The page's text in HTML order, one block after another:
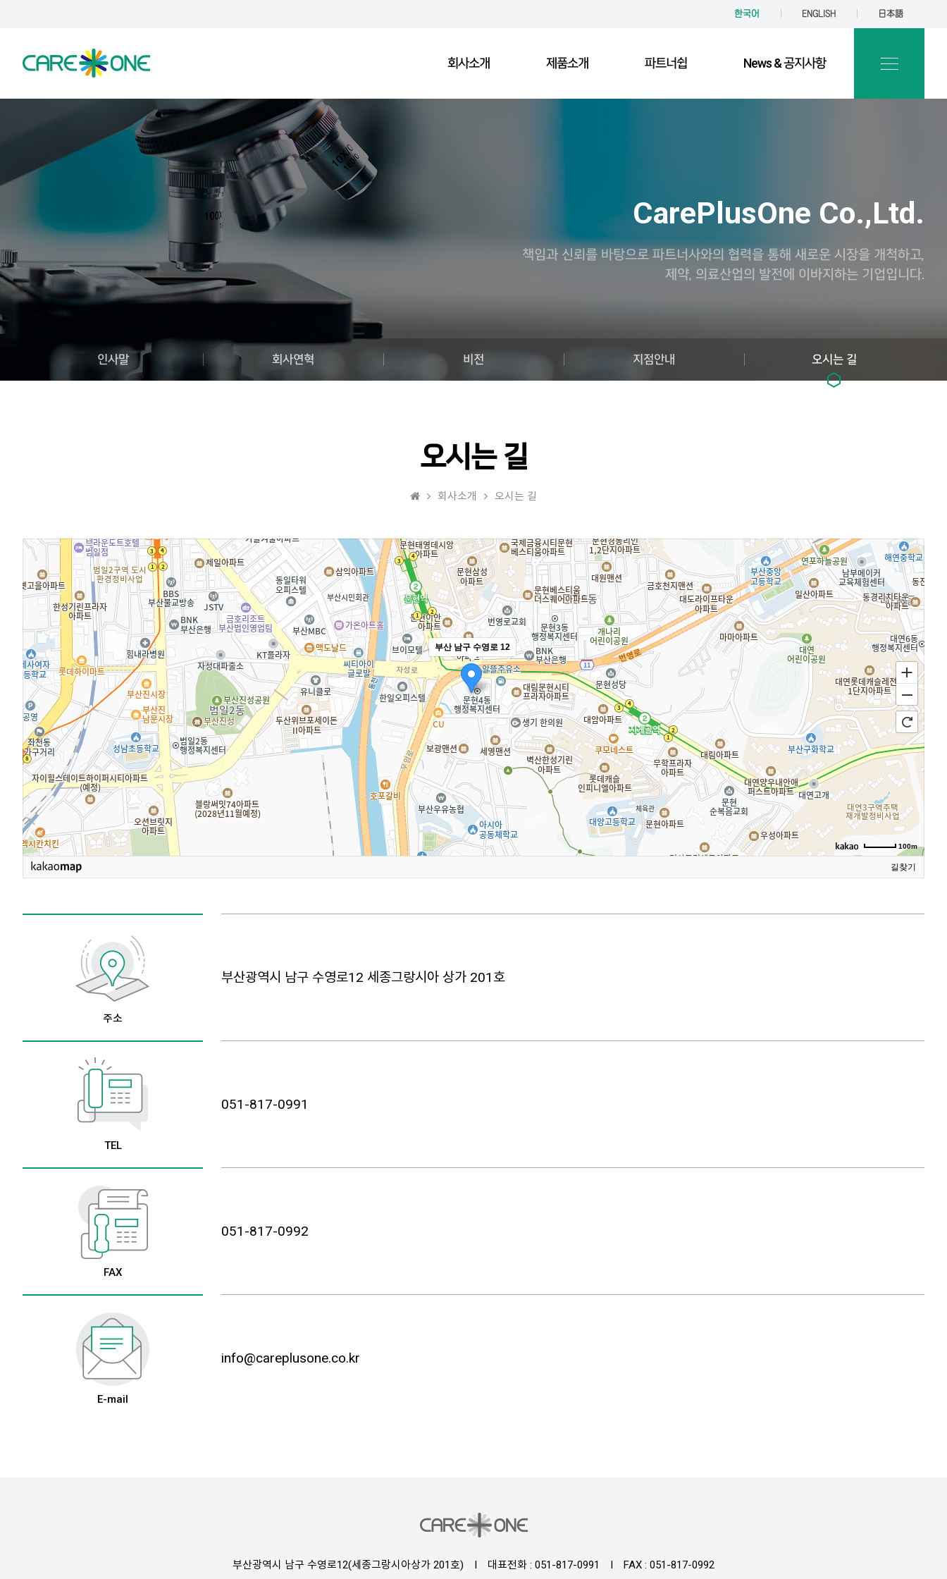
한국어 ENGLISH 日本語
회사소개 제품소개 파트너쉽 News & 공지사항
CarePlusOne Co.,Ltd.
책임과 신뢰를 바탕으로 파트너사와의 협력을 통해 새로운 시장을 개척하고,
제약, 의료산업의 발전에 이바지하는 기업입니다.
인사말 회사연혁 비전 지점안내 오시는 길
오시는 길
회사소개 오시는 길
부산 남구 수영로 12
100m
길찾기
주소
부산광역시 남구 수영로12 세종그랑시아 상가 201호
TEL
051-817-0991
FAX
051-817-0992
E-mail
info@careplusone.co.kr
부산광역시 남구 수영로12(세종그랑시아상가 201호) I 대표전화 : 051-817-0991 I FAX : 051-817-0992